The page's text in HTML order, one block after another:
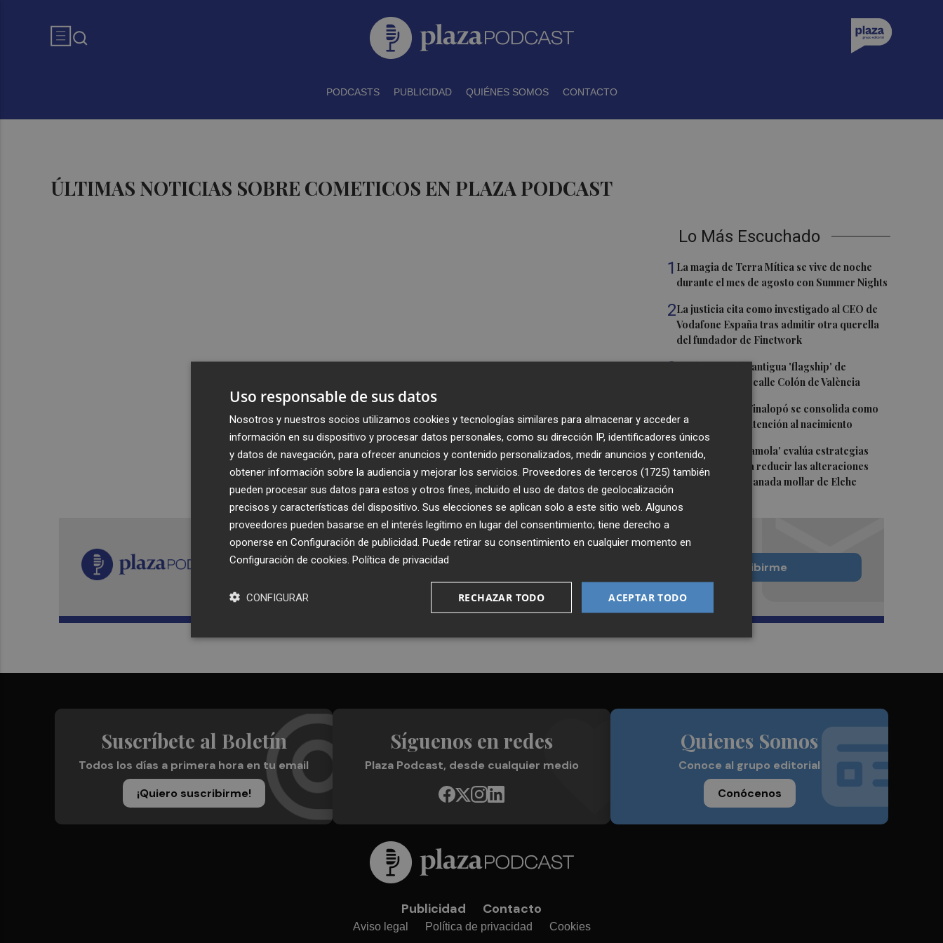
PODCASTS PUBLICIDAD QUIÉNES SOMOS CONTACTO
ÚLTIMAS NOTICIAS SOBRE COMETICOS EN PLAZA PODCAST
Lo Más Escuchado
1 La magia de Terra Mítica se vive de noche
durante el mes de agosto con Summer Nights
2La justicia cita como investigado al CEO de
Vodafone España tras admitir otra querella
del fundador de Finetwork
3Oysho ocupa la antigua 'flagship' de
Nespresso en la calle Colón de València
El Hospital del Vinalopó se consolida como
referente en la atención al nacimiento
5El proyecto 'Gramola' evalúa estrategias
sostenibles para reducir las alteraciones
internas de la granada mollar de Elche
Recibe toda la actualidad de
Plaza Podcast en tu correo
Quiero suscribirme
Suscríbete al Boletín
Todos los días a primera hora en tu email
¡Quiero suscribirme!
Síguenos en redes
Plaza Podcast, desde cualquier medio
Quienes Somos
Conoce al grupo editorial
Conócenos
Publicidad Contacto
Aviso legal Política de privacidad Cookies
Uso responsable de sus datos
Nosotros y nuestros socios utilizamos cookies y tecnologías similares para almacenar y acceder a
información en su dispositivo y procesar datos personales, como su dirección IP, identificadores únicos
y datos de navegación, para ofrecer anuncios y contenido personalizados, medir anuncios y contenido,
obtener información sobre la audiencia y mejorar los servicios. Proveedores de terceros (1725) también
pueden procesar sus datos para estos y otros fines, incluido el uso de datos de geolocalización
precisos y características del dispositivo. Sus elecciones se aplican solo a este sitio web. Algunos
proveedores pueden basarse en el interés legítimo en lugar del consentimiento; tiene derecho a
oponerse en Configuración de publicidad . Puede retirar su consentimiento en cualquier momento en
Configuración de cookies Política de privacidad
ACEPTAR TODO
RECHAZAR TODO
CONFIGURAR